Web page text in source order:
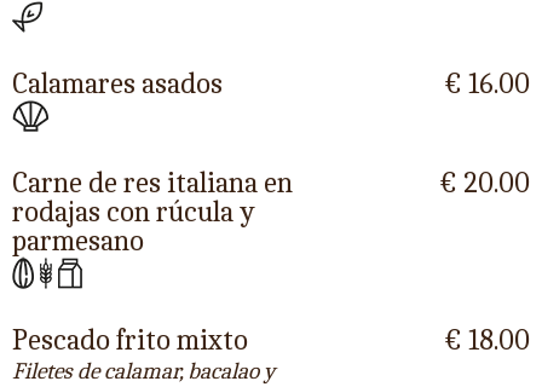
Calamares asados € 16.00
Carne de res italiana en
rodajas con rúcula y
parmesano
€ 20.00
Pescado frito mixto
Filetes de calamar, bacalao y
€ 18.00